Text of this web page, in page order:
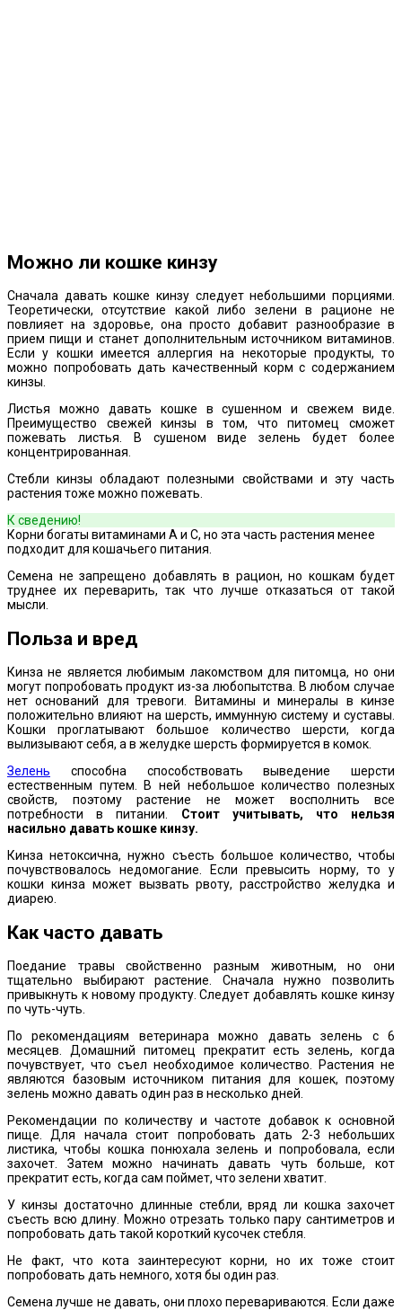
Можно ли кошке кинзу
Сначала давать кошке кинзу следует небольшими порциями.
Теоретически, отсутствие какой либо зелени в рационе не
повлияет на здоровье, она просто добавит разнообразие в
прием пищи и станет дополнительным источником витаминов.
Если у кошки имеется аллергия на некоторые продукты, то
можно попробовать дать качественный корм с содержанием
кинзы.
Листья можно давать кошке в сушенном и свежем виде.
Преимущество свежей кинзы в том, что питомец сможет
пожевать листья. В сушеном виде зелень будет более
концентрированная.
Стебли кинзы обладают полезными свойствами и эту часть
растения тоже можно пожевать.
К сведению!
Корни богаты витаминами A и C, но эта часть растения менее
подходит для кошачьего питания.
Семена не запрещено добавлять в рацион, но кошкам будет
труднее их переварить, так что лучше отказаться от такой
мысли.
Польза и вред
Кинза не является любимым лакомством для питомца, но они
могут попробовать продукт из-за любопытства. В любом случае
нет оснований для тревоги. Витамины и минералы в кинзе
положительно влияют на шерсть, иммунную систему и суставы.
Кошки проглатывают большое количество шерсти, когда
вылизывают себя, а в желудке шерсть формируется в комок.
Зелень способна способствовать выведение шерсти
естественным путем. В ней небольшое количество полезных
свойств, поэтому растение не может восполнить все
потребности в питании. Стоит учитывать, что нельзя
насильно давать кошке кинзу.
Кинза нетоксична, нужно съесть большое количество, чтобы
почувствовалось недомогание. Если превысить норму, то у
кошки кинза может вызвать рвоту, расстройство желудка и
диарею.
Как часто давать
Поедание травы свойственно разным животным, но они
тщательно выбирают растение. Сначала нужно позволить
привыкнуть к новому продукту. Следует добавлять кошке кинзу
по чуть-чуть.
По рекомендациям ветеринара можно давать зелень с 6
месяцев. Домашний питомец прекратит есть зелень, когда
почувствует, что съел необходимое количество. Растения не
являются базовым источником питания для кошек, поэтому
зелень можно давать один раз в несколько дней.
Рекомендации по количеству и частоте добавок к основной
пище. Для начала стоит попробовать дать 2-3 небольших
листика, чтобы кошка понюхала зелень и попробовала, если
захочет. Затем можно начинать давать чуть больше, кот
прекратит есть, когда сам поймет, что зелени хватит.
У кинзы достаточно длинные стебли, вряд ли кошка захочет
съесть всю длину. Можно отрезать только пару сантиметров и
попробовать дать такой короткий кусочек стебля.
Не факт, что кота заинтересуют корни, но их тоже стоит
попробовать дать немного, хотя бы один раз.
Семена лучше не давать, они плохо перевариваются. Если даже